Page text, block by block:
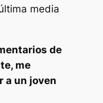
media
de
me
a un joven